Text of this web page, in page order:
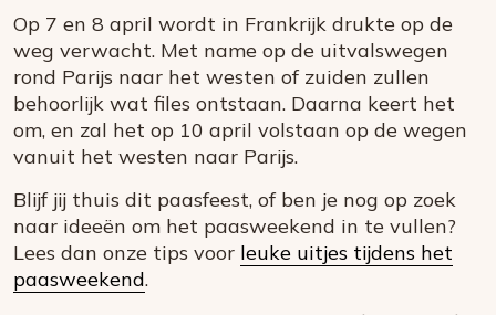
Op 7 en 8 april wordt in Frankrijk drukte op de
weg verwacht. Met name op de uitvalswegen
rond Parijs naar het westen of zuiden zullen
behoorlijk wat files ontstaan. Daarna keert het
om, en zal het op 10 april volstaan op de wegen
vanuit het westen naar Parijs.
Blijf jij thuis dit paasfeest, of ben je nog op zoek
naar ideeën om het paasweekend in te vullen?
Lees dan onze tips voor leuke uitjes tijdens het
paasweekend.